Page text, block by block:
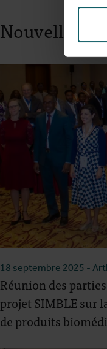
Nouvelles
18 septembre 2025 -
Réunion des
projet SIMBLE sur
de produits